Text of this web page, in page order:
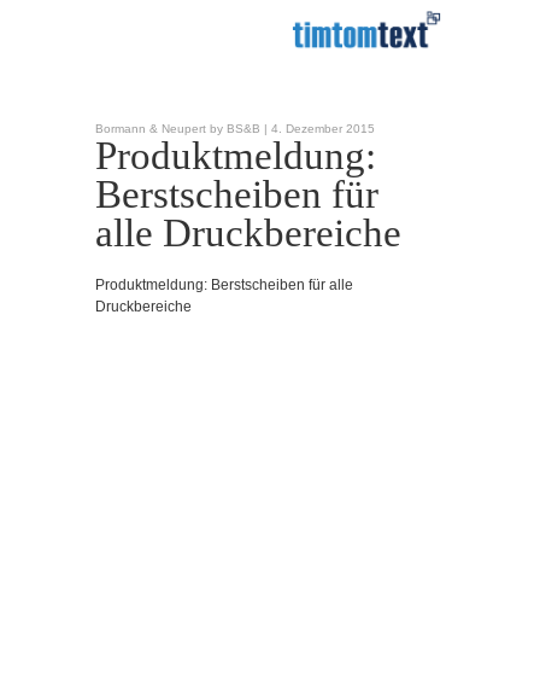
Bormann & Neupert by BS&B | 4. Dezember 2015
Produktmeldung:
Berstscheiben für
alle Druckbereiche
Produktmeldung: Berstscheiben für alle
Druckbereiche